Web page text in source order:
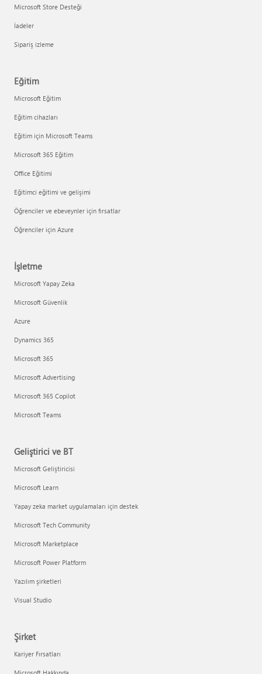
Microsoft Store Desteği
İadeler
Sipariş izleme
Eğitim
Microsoft Eğitim
Eğitim cihazları
Eğitim için Microsoft Teams
Microsoft 365 Eğitim
Office Eğitimi
Eğitimci eğitimi ve gelişimi
Öğrenciler ve ebeveynler için fırsatlar
Öğrenciler için Azure
İşletme
Microsoft Yapay Zeka
Microsoft Güvenlik
Azure
Dynamics 365
Microsoft 365
Microsoft Advertising
Microsoft 365 Copilot
Microsoft Teams
Geliştirici ve BT
Microsoft Geliştiricisi
Microsoft Learn
Yapay zeka market uygulamaları için destek
Microsoft Tech Community
Microsoft Marketplace
Microsoft Power Platform
Yazılım şirketleri
Visual Studio
Şirket
Kariyer Fırsatları